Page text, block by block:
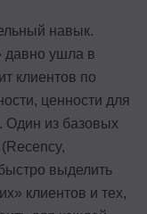
навык.
давно ушла в
клиентов по
ценности для
Один из базовых
выделить
клиентов и тех,